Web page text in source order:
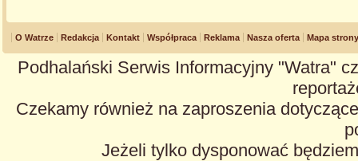
O Watrze Redakcja Kontakt Współpraca Reklama Nasza oferta Mapa strony
Podhalański Serwis Informacyjny "Watra"
Czekamy również na zaproszenia
Jeżeli tylko dysponować